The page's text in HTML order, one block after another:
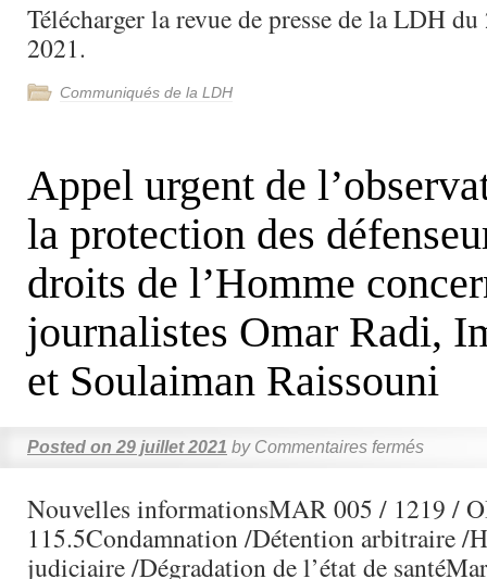
Télécharger la revue de presse de la LDH
2021.
Communiqués de la LDH
Appel urgent de
la protection des
droits de l’Homme
journalistes Omar Radi,
et Soulaiman Raissouni
Posted on 29 juillet 2021 by Commentaires fermés
Nouvelles informationsMAR 005 / 1219 /
115.5Condamnation /Détention arbitraire /
judiciaire /Dégradation de l’état de